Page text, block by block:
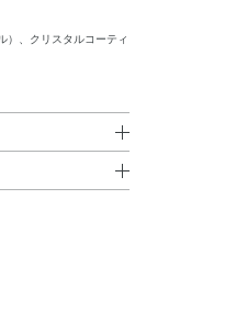
）、クリスタルコーティ